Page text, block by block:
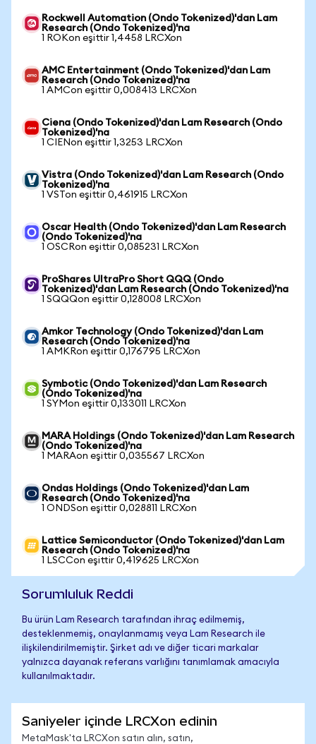
Rockwell Automation (Ondo Tokenized)'dan Lam
Research (Ondo Tokenized)'na
1 ROKon eşittir 1,4458 LRCXon
AMC Entertainment (Ondo Tokenized)'dan Lam
Research (Ondo Tokenized)'na
1 AMCon eşittir 0,008413 LRCXon
Ciena (Ondo Tokenized)'dan Lam Research (Ondo
Tokenized)'na
1 CIENon eşittir 1,3253 LRCXon
Vistra (Ondo Tokenized)'dan Lam Research (Ondo
Tokenized)'na
1 VSTon eşittir 0,461915 LRCXon
Oscar Health (Ondo Tokenized)'dan Lam Research
(Ondo Tokenized)'na
1 OSCRon eşittir 0,085231 LRCXon
ProShares UltraPro Short QQQ (Ondo
Tokenized)'dan Lam Research (Ondo Tokenized)'na
1 SQQQon eşittir 0,128008 LRCXon
Amkor Technology (Ondo Tokenized)'dan Lam
Research (Ondo Tokenized)'na
1 AMKRon eşittir 0,176795 LRCXon
Symbotic (Ondo Tokenized)'dan Lam Research
(Ondo Tokenized)'na
1 SYMon eşittir 0,133011 LRCXon
MARA Holdings (Ondo Tokenized)'dan Lam Research
(Ondo Tokenized)'na
1 MARAon eşittir 0,035567 LRCXon
Ondas Holdings (Ondo Tokenized)'dan Lam
Research (Ondo Tokenized)'na
1 ONDSon eşittir 0,028811 LRCXon
Lattice Semiconductor (Ondo Tokenized)'dan Lam
Research (Ondo Tokenized)'na
1 LSCCon eşittir 0,419625 LRCXon
Sorumluluk Reddi
Bu ürün Lam Research tarafından ihraç edilmemiş,
desteklenmemiş, onaylanmamış veya Lam Research ile
ilişkilendirilmemiştir. Şirket adı ve diğer ticari markalar
yalnızca dayanak referans varlığını tanımlamak amacıyla
kullanılmaktadır.
Saniyeler içinde LRCXon edinin
MetaMask'ta LRCXon satın alın, satın,